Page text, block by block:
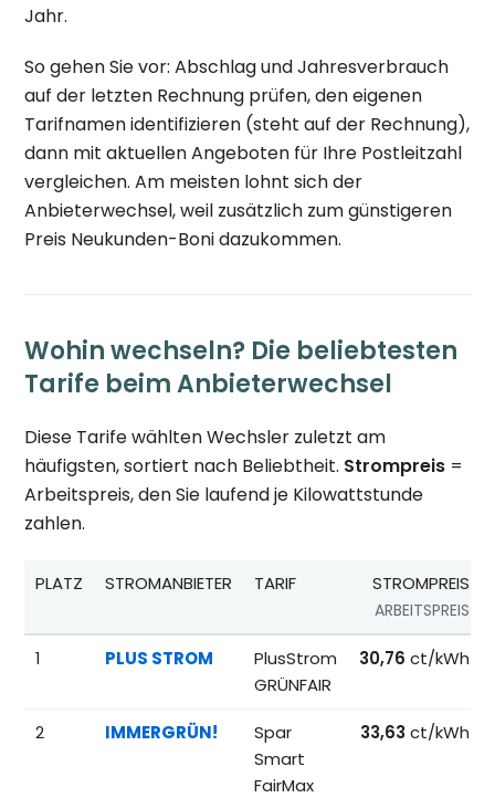
Jahr.
So gehen Sie vor: Abschlag und Jahresverbrauch
auf der letzten Rechnung prüfen, den eigenen
Tarifnamen identifizieren (steht auf der Rechnung),
dann mit aktuellen Angeboten für Ihre Postleitzahl
vergleichen. Am meisten lohnt sich der
Anbieterwechsel, weil zusätzlich zum günstigeren
Preis Neukunden-Boni dazukommen.
Wohin wechseln? Die beliebtesten
Tarife beim Anbieterwechsel
Diese Tarife wählten Wechsler zuletzt am
häufigsten, sortiert nach Beliebtheit. Strompreis =
Arbeitspreis, den Sie laufend je Kilowattstunde
zahlen.
Beliebteste Tarife beim Anbieterwechsel;
PLATZ STROMANBIETER TARIF STROMPREIS
ARBEITSPREIS
1 PLUS STROM
PlusStrom
GRÜNFAIR
30,76 ct/kWh
2 IMMERGRÜN!
Spar
Smart
FairMax
33,63 ct/kWh